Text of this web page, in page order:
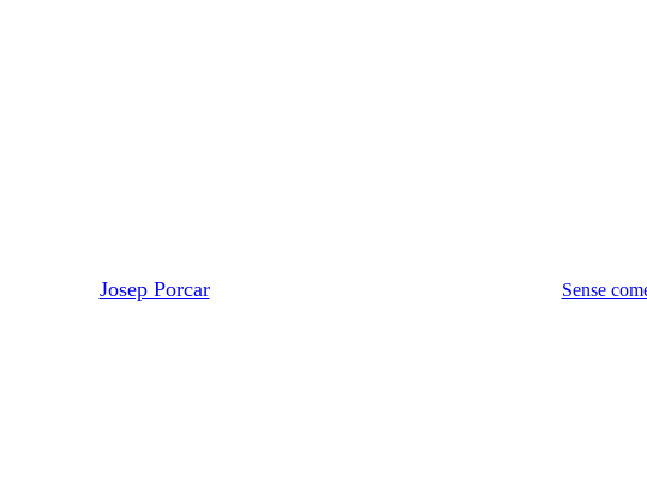
Josep PorcarDimecres, 29 setembre, 2021 Sense